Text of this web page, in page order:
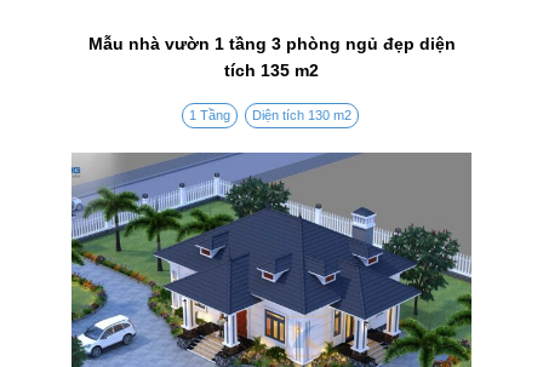
Mẫu nhà vườn 1 tầng 3 phòng ngủ đẹp diện
tích 135 m2
1 Tầng Diện tích 130 m2